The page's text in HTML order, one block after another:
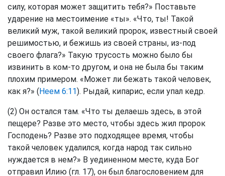
силу, которая может защитить тебя?» Поставьте
ударение на местоимение «ты». «Что, ты! Такой
великий муж, такой великий пророк, известный своей
решимостью, и бежишь из своей страны, из-под
своего флага?» Такую трусость можно было бы
извинить в ком-то другом, и она не была бы таким
плохим примером. «Может ли бежать такой человек,
как я?» (Неем 6:11). Рыдай, кипарис, если упал кедр.
(2) Он остался там. «Что ты делаешь здесь, в этой
пещере? Разве это место, чтобы здесь жил пророк
Господень? Разве это подходящее время, чтобы
такой человек удалился, когда народ так сильно
нуждается в нем?» В уединенном месте, куда Бог
отправил Илию (гл. 17), он был благословением для